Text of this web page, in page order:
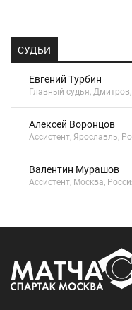
СУДЬИ
Евгений Турбин
Главный судья,
Алексей Воронцов
Ассистент, Ярославль,
Валентин Мурашов
Ассистент, Москва,